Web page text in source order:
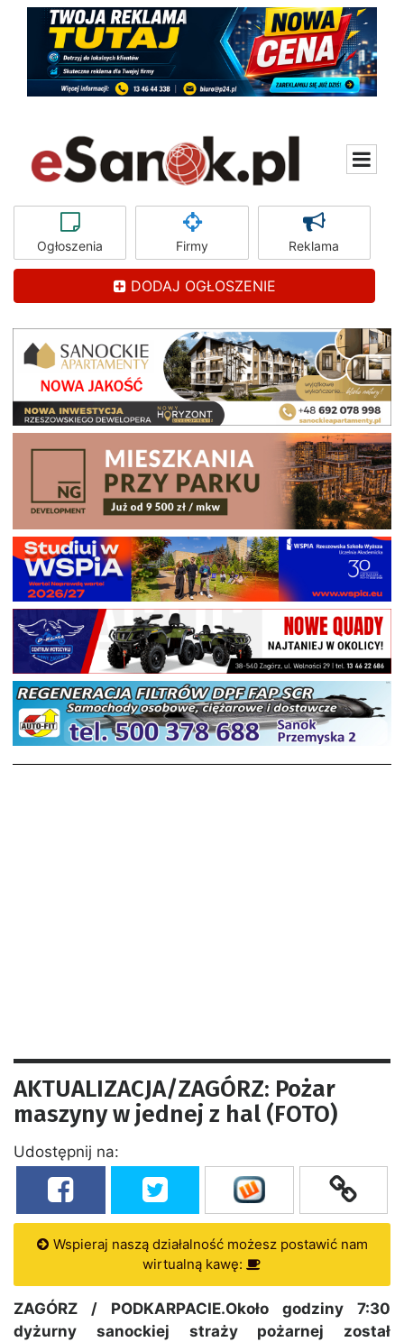
Ogłoszenia Firmy Reklama
DODAJ OGŁOSZENIE
AKTUALIZACJA/ZAGÓRZ: Pożar
maszyny w jednej z hal (FOTO)
Udostępnij na:
Wspieraj naszą działalność możesz postawić nam
wirtualną kawę:
ZAGÓRZ / PODKARPACIE.Około godziny 7:30
dyżurny sanockiej straży pożarnej został